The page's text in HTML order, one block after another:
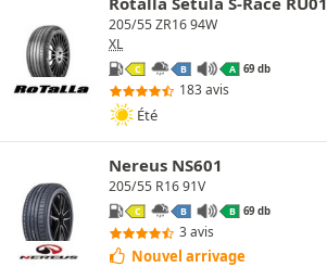
205/55 ZR16 94W
XL
C B A 69 db
183 avis
Été
Nereus NS601
205/55 R16 91V
C B B 69 db
3 avis
Nouvel arrivage